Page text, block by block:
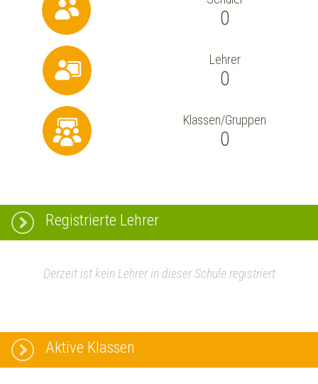
0
Lehrer
0
Klassen/Gruppen
0
Registrierte Lehrer
Derzeit ist kein Lehrer in dieser Schule registriert
Aktive Klassen